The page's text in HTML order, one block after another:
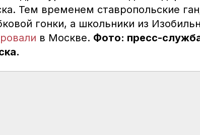
Тем временем ставропольские
гонки, а школьники из
в Москве. Фото: пресс-